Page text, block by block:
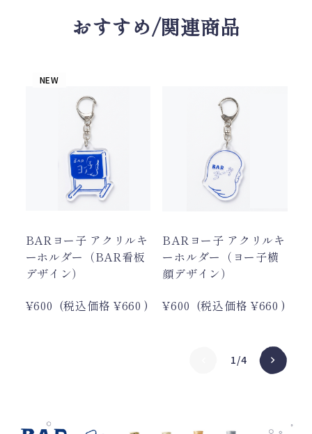
おすすめ/関連商品
NEW
BARヨー子 アクリルキ
ーホルダー（BAR看板
デザイン）
¥600 (税込価格 ¥660 )
BARヨー子 アクリルキ
ーホルダー（ヨー子横
顔デザイン）
¥600 (税込価格 ¥660 )
1/4